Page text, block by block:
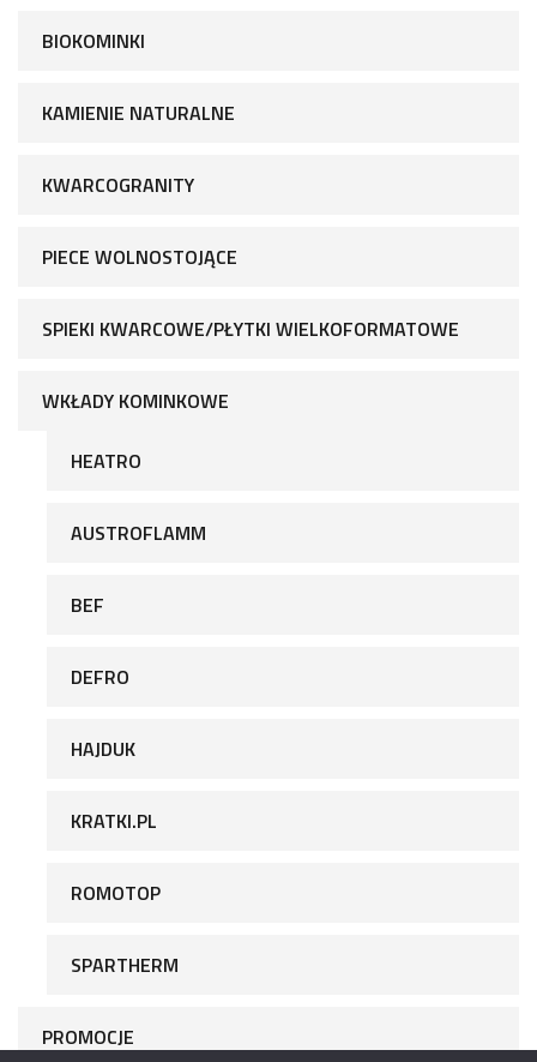
BIOKOMINKI
KAMIENIE NATURALNE
KWARCOGRANITY
PIECE WOLNOSTOJĄCE
SPIEKI KWARCOWE/PŁYTKI WIELKOFORMATOWE
WKŁADY KOMINKOWE
HEATRO
AUSTROFLAMM
BEF
DEFRO
HAJDUK
KRATKI.PL
ROMOTOP
SPARTHERM
PROMOCJE